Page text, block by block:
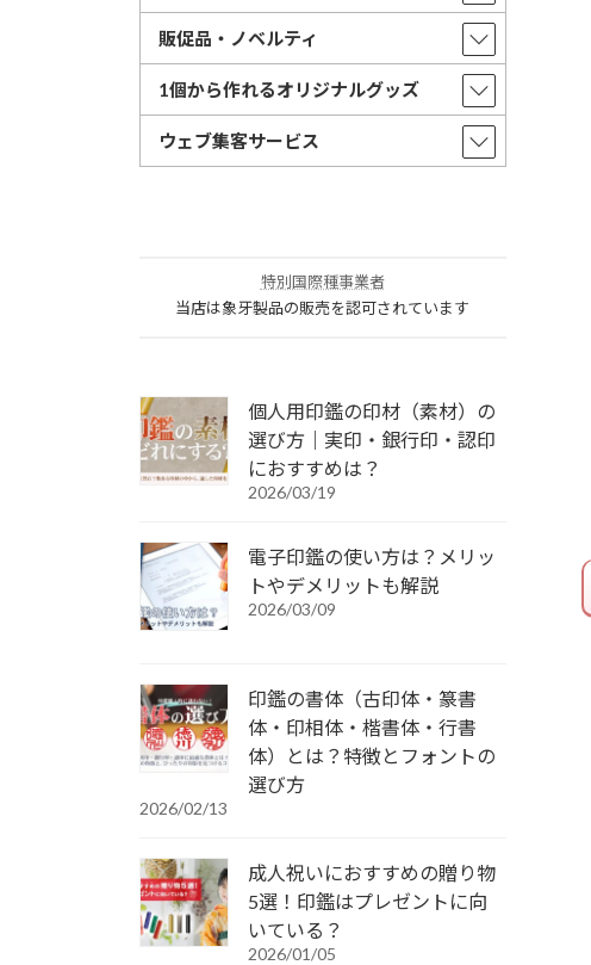
販促品・ノベルティ
1個から作れるオリジナルグッズ
ウェブ集客サービス
特別国際種事業者
当店は象牙製品の販売を認可されています
個人用印鑑の印材（素材）の
選び方｜実印・銀行印・認印
におすすめは？
2026/03/19
電子印鑑の使い方は？メリッ
トやデメリットも解説
2026/03/09
印鑑の書体（古印体・篆書
体・印相体・楷書体・行書
体）とは？特徴とフォントの
選び方
2026/02/13
成人祝いにおすすめの贈り物
5選！印鑑はプレゼントに向
いている？
2026/01/05